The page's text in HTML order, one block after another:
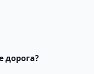
дорога?